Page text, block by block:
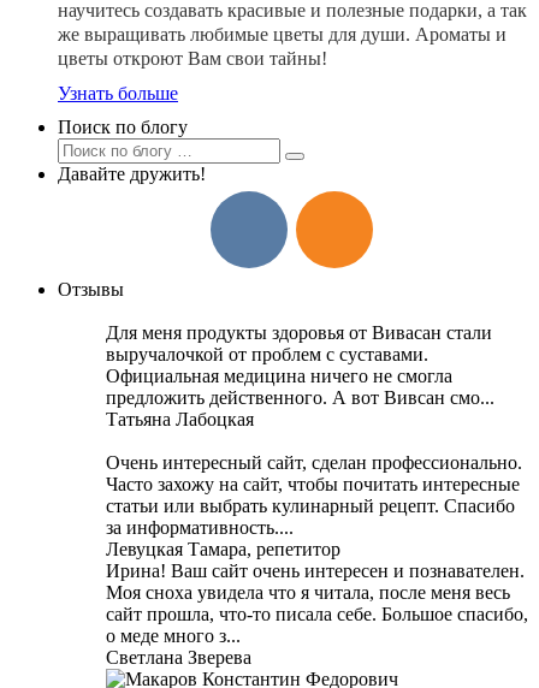
научитесь создавать красивые и полезные подарки, а так
же выращивать любимые цветы для души. Ароматы и
цветы откроют Вам свои тайны!
Узнать больше
Поиск по блогу
Давайте дружить!
Отзывы
Для меня продукты здоровья от Вивасан стали
выручалочкой от проблем с суставами.
Официальная медицина ничего не смогла
предложить действенного. А вот Вивсан смо...
Татьяна Лабоцкая
Очень интересный сайт, сделан профессионально.
Часто захожу на сайт, чтобы почитать интересные
статьи или выбрать кулинарный рецепт. Спасибо
за информативность....
Левуцкая Тамара, репетитор
Ирина! Ваш сайт очень интересен и познавателен.
Моя сноха увидела что я читала, после меня весь
сайт прошла, что-то писала себе. Большое спасибо,
о меде много з...
Светлана Зверева